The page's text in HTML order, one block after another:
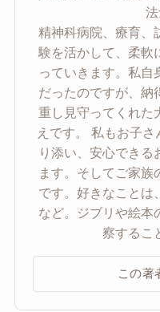
精神科病院、療育、
験を活かして、柔軟
っていきます。私自
だったのですが、納
重し見守ってくれた
えです。 私もお子
り添い、安心できる
ます。そしてご家族
です。好きなことは
など。ジブリや絵本
察するこ
この著